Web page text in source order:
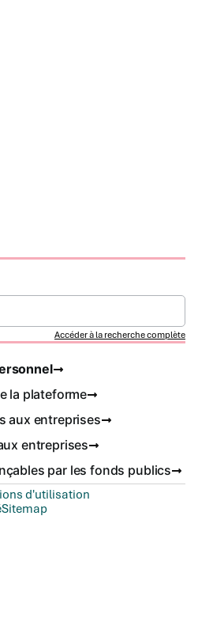
Accéder à la recherche complète
la plateforme
aux entreprises
entreprises
par les fonds publics
d'utilisation
Sitemap